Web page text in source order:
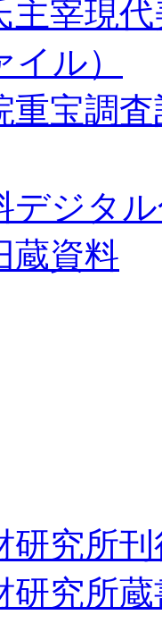
主宰現
イル）
重宝調
デジタ
蔵資料
研究所
研究所